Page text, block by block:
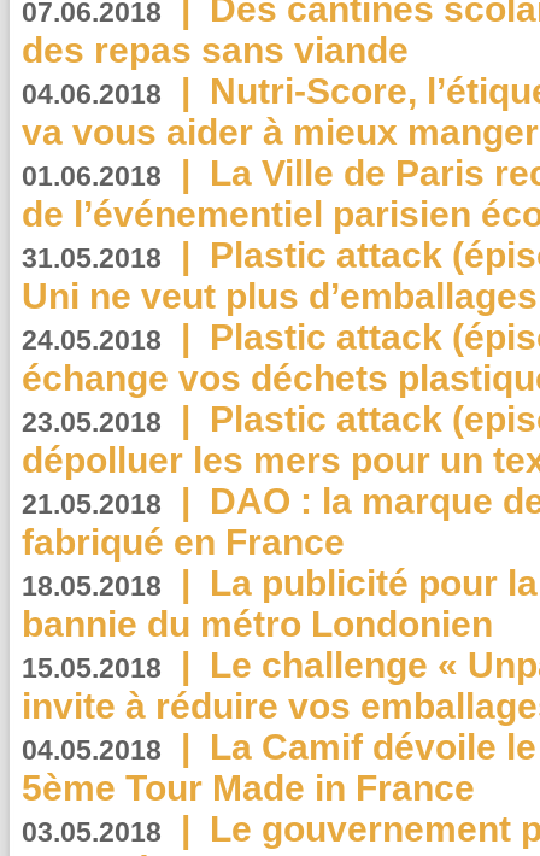
07.06.2018 | Des cantines
des repas sans viande
04.06.2018 | Nutri-Score,
va vous aider à mieux
01.06.2018 | La Ville de Paris
de l’événementiel parisien
31.05.2018 | Plastic attack
Uni ne veut plus
24.05.2018 | Plastic attack
échange vos déchets
23.05.2018 | Plastic attack
dépolluer les mers pour un
21.05.2018 | DAO : la marque
fabriqué en France
18.05.2018 | La publicité pour
bannie du métro Londonien
15.05.2018 | Le challenge «
invite à réduire vos
04.05.2018 | La Camif dévoile
5ème Tour Made in France
03.05.2018 | Le gouvernement